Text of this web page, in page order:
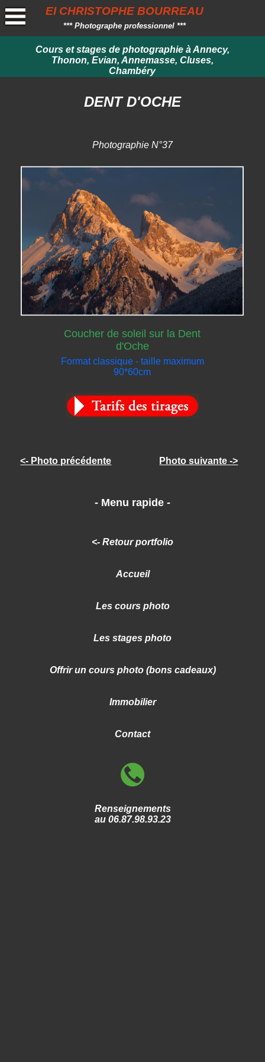
EI CHRISTOPHE BOURREAU
*** Photographe professionnel ***
Cours et stages de photographie à Annecy,
Thonon, Evian, Annemasse, Cluses,
Chambéry
DENT D'OCHE
Photographie N°37
Coucher de soleil sur la Dent
d'Oche
Format classique - taille maximum
90*60cm
<- Photo précédente Photo suivante ->
- Menu rapide -
<- Retour portfolio
Accueil
Les cours photo
Les stages photo
Offrir un cours photo (bons cadeaux)
Immobilier
Contact
Renseignements
au 06.87.98.93.23